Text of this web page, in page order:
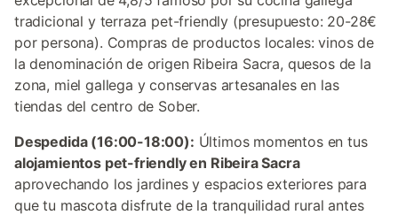
tradicional y terraza pet-friendly (presupuesto: 20-28€
por persona). Compras de productos locales: vinos de
la denominación de origen Ribeira Sacra, quesos de la
zona, miel gallega y conservas artesanales en las
tiendas del centro de Sober.
Despedida (16:00-18:00): Últimos momentos en tus
alojamientos pet-friendly en Ribeira Sacra
aprovechando los jardines y espacios exteriores para
que tu mascota disfrute de la tranquilidad rural antes